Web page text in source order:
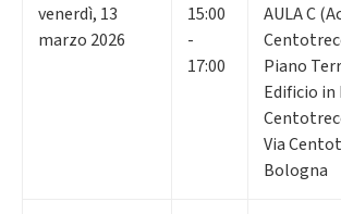
venerdì, 13
marzo 2026
15:00
-
17:00
AULA C
Piano
Edificio in
Via
Bologna